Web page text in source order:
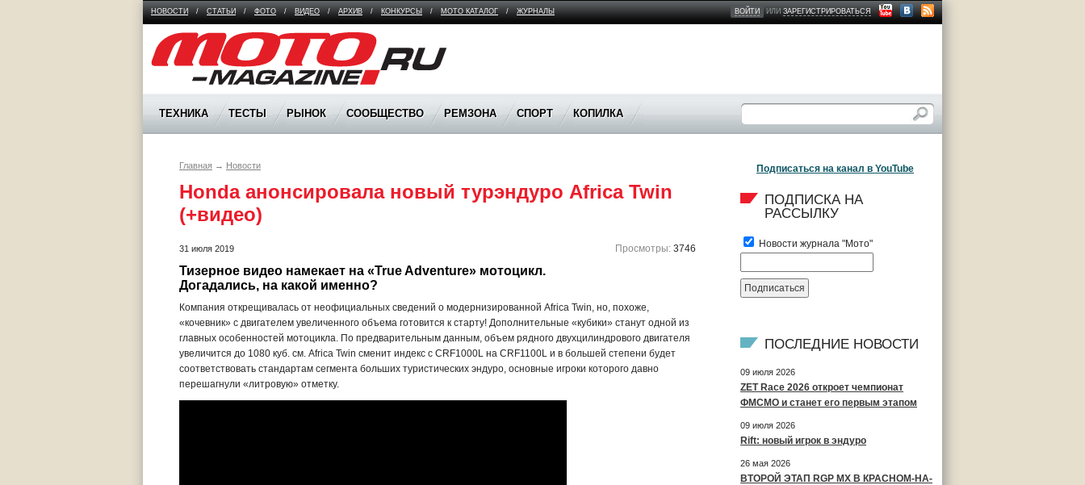
НОВОСТИ / СТАТЬИ / ФОТО / ВИДЕО / АРХИВ / КОНКУРСЫ / МОТО КАТАЛОГ / ЖУРНАЛЫ ВОЙТИ ИЛИЗАРЕГИСТРИРОВАТЬСЯ
Moto Magazine
ТЕХНИКА ТЕСТЫ РЫНОК СООБЩЕСТВО РЕМЗОНА СПОРТ КОПИЛКА
Главная → Новости
Honda анонсировала новый турэндуро Africa Twin
(+видео)
Просмотры: 3746
31 июля 2019
Тизерное видео намекает на «True Adventure» мотоцикл.
Догадались, на какой именно?
Компания открещивалась от неофициальных сведений о модернизированной Africa Twin, но, похоже,
«кочевник» с двигателем увеличенного объема готовится к старту! Дополнительные «кубики» станут одной из
главных особенностей мотоцикла. По предварительным данным, объем рядного двухцилиндрового двигателя
увеличится до 1080 куб. см. Africa Twin сменит индекс с CRF1000L на CRF1100L и в большей степени будет
соответствовать стандартам сегмента больших туристических эндуро, основные игроки которого давно
перешагнули «литровую» отметку.
Подписаться на канал в YouTube
ПОДПИСКА НА
РАССЫЛКУ
Новости журнала "Мото"
ПОСЛЕДНИЕ НОВОСТИ
09 июля 2026
ZET Race 2026 откроет чемпионат
ФМСМО и станет его первым этапом
09 июля 2026
Rift: новый игрок в эндуро
26 мая 2026
ВТОРОЙ ЭТАП RGP MX В КРАСНОМ-НА-